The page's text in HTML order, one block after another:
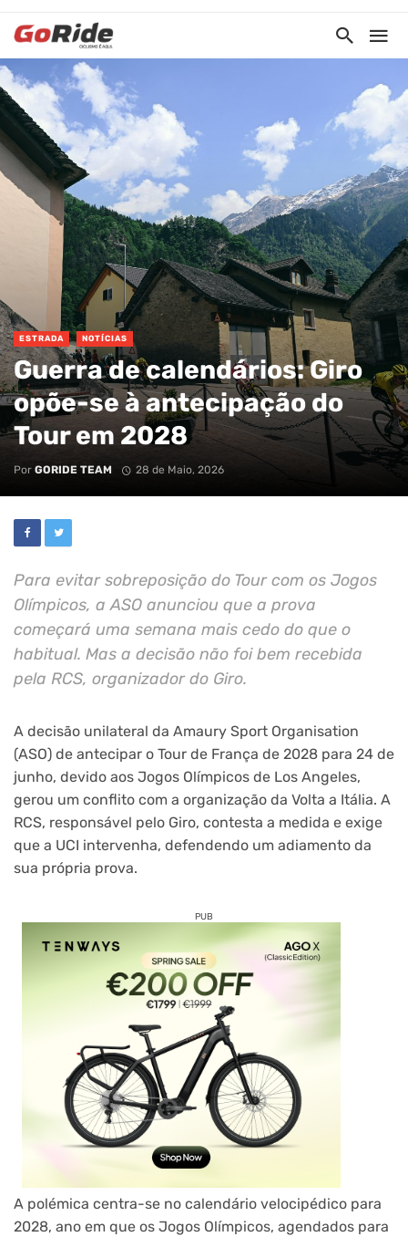
ESTRADA NOTÍCIAS
Guerra de calendários: Giro
opõe-se à antecipação do
Tour em 2028
Por GORIDE TEAM 28 de Maio, 2026
Para evitar sobreposição do Tour com os Jogos
Olímpicos, a ASO anunciou que a prova
começará uma semana mais cedo do que o
habitual. Mas a decisão não foi bem recebida
pela RCS, organizador do Giro.
A decisão unilateral da Amaury Sport Organisation
(ASO) de antecipar o Tour de França de 2028 para 24 de
junho, devido aos Jogos Olímpicos de Los Angeles,
gerou um conflito com a organização da Volta a Itália. A
RCS, responsável pelo Giro, contesta a medida e exige
que a UCI intervenha, defendendo um adiamento da
sua própria prova.
PUB
A polémica centra-se no calendário velocipédico para
2028, ano em que os Jogos Olímpicos, agendados para